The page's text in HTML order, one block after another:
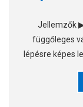
Jellemzők
függőleges
lépésre képes